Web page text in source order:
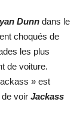
Dunn dans le
choqués de
les plus
de voiture.
» est
voir Jackass